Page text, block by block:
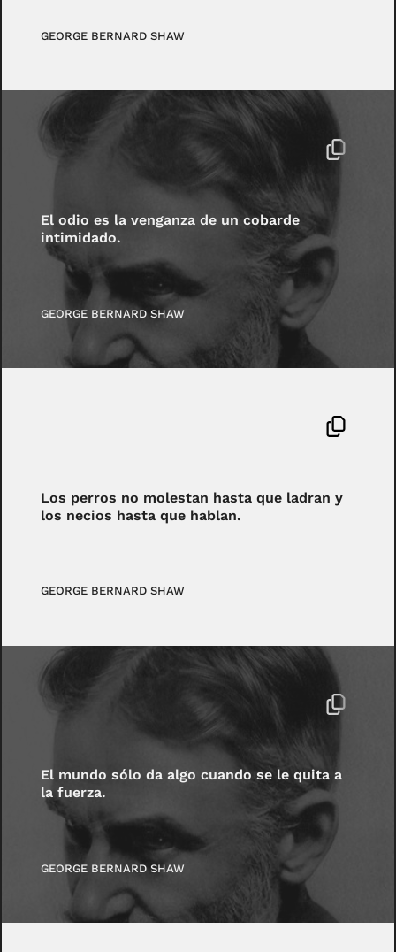
GEORGE BERNARD SHAW
El odio es la venganza de un cobarde
intimidado.
GEORGE BERNARD SHAW
Los perros no molestan hasta que ladran y
los necios hasta que hablan.
GEORGE BERNARD SHAW
El mundo sólo da algo cuando se le quita a
la fuerza.
GEORGE BERNARD SHAW